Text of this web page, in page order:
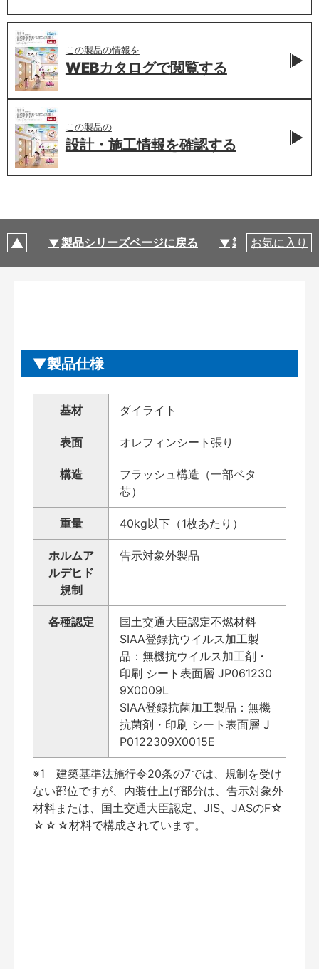
この製品の情報を
WEBカタログで閲覧する
この製品の
設計・施工情報を確認する
製品シリーズページに戻る 製品仕様
お気に入り
製品仕様
基材 ダイライト
表面 オレフィンシート張り
構造
フラッシュ構造（一部ベタ
芯）
重量 40kg以下（1枚あたり）
ホルムア
ルデヒド
規制
告示対象外製品
各種認定
国土交通大臣認定不燃材料
SIAA登録抗ウイルス加工製
品：無機抗ウイルス加工剤・
印刷 シート表面層 JP061230
9X0009L
SIAA登録抗菌加工製品：無機
抗菌剤・印刷 シート表面層 J
P0122309X0015E
※1 建築基準法施行令20条の7では、規制を受け
ない部位ですが、内装仕上げ部分は、告示対象外
材料または、国土交通大臣認定、JIS、JASのF☆
☆☆☆材料で構成されています。